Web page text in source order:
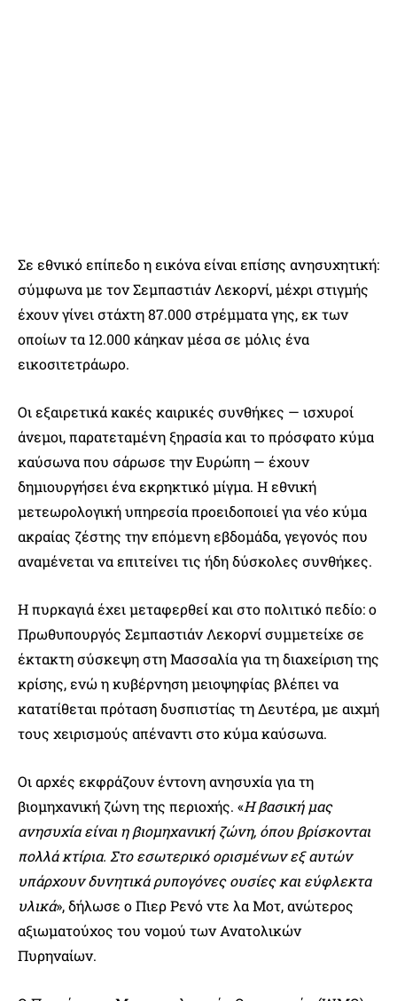
Σε εθνικό επίπεδο η εικόνα είναι επίσης ανησυχητική:
σύμφωνα με τον Σεμπαστιάν Λεκορνί, μέχρι στιγμής
έχουν γίνει στάχτη 87.000 στρέμματα γης, εκ των
οποίων τα 12.000 κάηκαν μέσα σε μόλις ένα
εικοσιτετράωρο.
Οι εξαιρετικά κακές καιρικές συνθήκες — ισχυροί
άνεμοι, παρατεταμένη ξηρασία και το πρόσφατο κύμα
καύσωνα που σάρωσε την Ευρώπη — έχουν
δημιουργήσει ένα εκρηκτικό μίγμα. Η εθνική
μετεωρολογική υπηρεσία προειδοποιεί για νέο κύμα
ακραίας ζέστης την επόμενη εβδομάδα, γεγονός που
αναμένεται να επιτείνει τις ήδη δύσκολες συνθήκες.
Η πυρκαγιά έχει μεταφερθεί και στο πολιτικό πεδίο: ο
Πρωθυπουργός Σεμπαστιάν Λεκορνί συμμετείχε σε
έκτακτη σύσκεψη στη Μασσαλία για τη διαχείριση της
κρίσης, ενώ η κυβέρνηση μειοψηφίας βλέπει να
κατατίθεται πρόταση δυσπιστίας τη Δευτέρα, με αιχμή
τους χειρισμούς απέναντι στο κύμα καύσωνα.
Οι αρχές εκφράζουν έντονη ανησυχία για τη
βιομηχανική ζώνη της περιοχής. «Η βασική μας
ανησυχία είναι η βιομηχανική ζώνη, όπου βρίσκονται
πολλά κτίρια. Στο εσωτερικό ορισμένων εξ αυτών
υπάρχουν δυνητικά ρυπογόνες ουσίες και εύφλεκτα
υλικά», δήλωσε ο Πιερ Ρενό ντε λα Μοτ, ανώτερος
αξιωματούχος του νομού των Ανατολικών
Πυρηναίων.